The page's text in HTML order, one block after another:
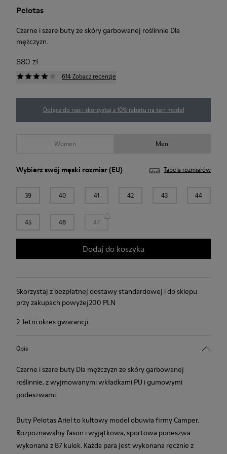
Pelotas
Czarne i szare buty ze skóry garbowanej roślinnie Dla
mężczyzn.
880 zł
614 Zobacz recenzje
Dołącz do nas i skorzystaj z 10% rabatu na ten model
Women Men
Wybierz swój męski rozmiar(EU) Tabela rozmiarów
39 40 41 42 43 44
45 46 47
Dodaj do koszyka
Skorzystaj z bezpłatnej dostawy standardowej i do sklepu
przy zakupach powyżej200 PLN
2-letni okres gwarancji.
Opis
Czarne i szare buty Dla mężczyzn ze skóry garbowanej
roślinnie, z wyjmowanymi wkładkami PU i gumowymi
podeszwami.
Buty Pelotas Ariel to kultowy model obuwia firmy Camper.
Rozpoznawalny fason i wyjątkowa, sportowa podeszwa
wykonana z 87 kulek. Każda para jest wykonana ręcznie z